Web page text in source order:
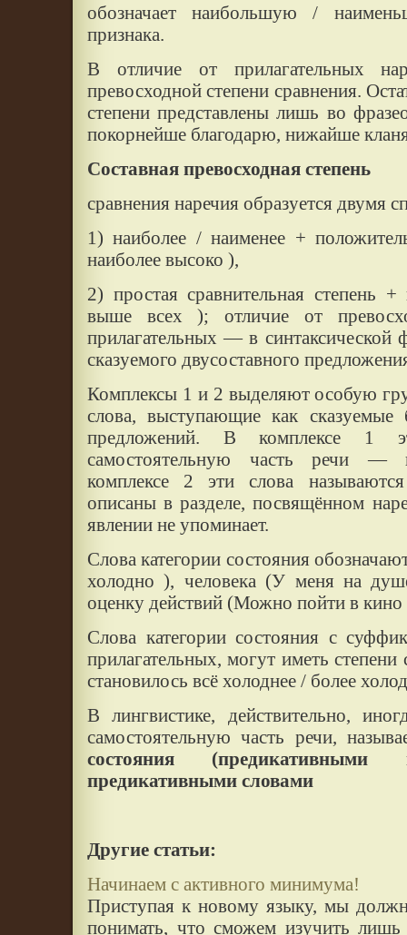
обозначает наибольшую /
признака.
В отличие от прилагательных
превосходной степени сравнения.
степени представлены лишь во
покорнейше благодарю, нижайше
Составная превосходная степень
сравнения наречия образуется двумя
1) наиболее / наименее +
наиболее высоко ),
2) простая сравнительная степень
выше всех ); отличие от
прилагательных — в синтаксической
сказуемого двусоставного
Комплексы 1 и 2 выделяют особую
слова, выступающие как сказуемые
предложений. В комплексе 1
самостоятельную часть речи —
комплексе 2 эти слова
описаны в разделе, посвящённом
явлении не упоминает.
Слова категории состояния
холодно ), человека (У меня на
оценку действий (Можно пойти в кино
Слова категории состояния с
прилагательных, могут иметь
становилось всё холоднее / более
В лингвистике, действительно,
самостоятельную часть речи,
состояния (предикативными
предикативными словами
Другие статьи:
Начинаем с активного минимума!
Приступая к новому языку, мы
понимать, что сможем изучить